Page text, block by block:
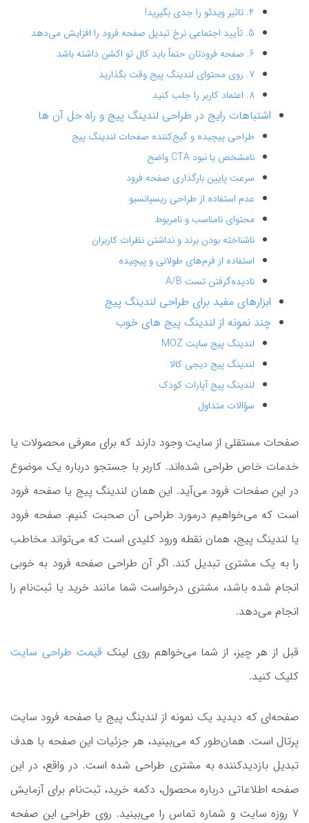
4. تاثیر ویدئو را جدی بگیرید!
5. تأیید اجتماعی نرخ تبدیل صفحه فرود را افزایش می‌دهد
6. صفحه فرودتان حتماً باید کال تو اکشن داشته باشد
7. روی محتوای لندینگ پیج وقت بگذارید
8. اعتماد کاربر را جلب کنید
اشتباهات رایج در طراحی لندینگ پیج و راه حل آن‌ ها
طراحی پیچیده و گیج‌کننده صفحات لندینگ پیج
نامشخص یا نبود CTA واضح
سرعت پایین بارگذاری صفحه فرود
عدم استفاده از طراحی ریسپانسیو
محتوای نامناسب و نامربوط
ناشناخته بودن برند و نداشتن نظرات کاربران
استفاده از فرم‌های طولانی و پیچیده
نادیده‌گرفتن تست A/B
ابزارهای مفید برای طراحی لندینگ پیج
چند نمونه از لندینگ پیج های خوب
لندینگ پیج سایت MOZ
لندینگ پیج دیجی کالا
لندینگ پیج آپارات کودک
سؤالات متداول
صفحات مستقلی از سایت وجود دارند که برای معرفی محصولات یا
خدمات خاص طراحی شده‌اند. کاربر با جستجو درباره یک موضوع
در این صفحات فرود می‌آید. این همان لندینگ پیج یا صفحه فرود
است که می‌خواهیم درمورد طراحی آن صحبت کنیم. صفحه فرود
یا لندینگ پیج، همان نقطه ورود کلیدی است که می‌تواند مخاطب
را به یک مشتری تبدیل کند. اگر آن طراحی صفحه فرود به خوبی
انجام شده باشد، مشتری درخواست شما مانند خرید یا ثبت‌‌نام را
انجام می‌دهد.
قبل از هر چیز، از شما می‌خواهم روی لینک قیمت طراحی سایت
کلیک کنید.
صفحه‌ای که دیدید یک نمونه از لندینگ پیج‌ یا صفحه فرود سایت
پرتال است. همان‌طور که می‌بینید، هر جزئیات این صفحه با هدف
تبدیل بازدیدکننده به مشتری طراحی شده است. در واقع، در این
صفحه اطلاعاتی درباره محصول، دکمه خرید، ثبت‌نام برای آزمایش
7 روزه سایت و شماره تماس را می‌بینید. روی طراحی این صفحه